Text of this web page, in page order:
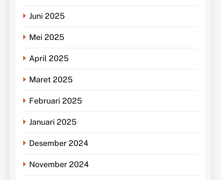
Juni 2025
Mei 2025
April 2025
Maret 2025
Februari 2025
Januari 2025
Desember 2024
November 2024